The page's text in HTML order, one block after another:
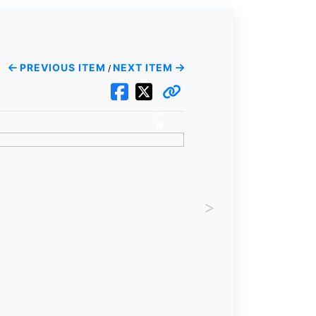
PREVIOUS ITEM / NEXT ITEM
>